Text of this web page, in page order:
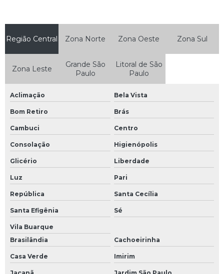
Região Central Zona Norte Zona Oeste Zona Sul
Zona Leste
Grande São
Paulo
Litoral de São
Paulo
Aclimação Bela Vista
Bom Retiro Brás
Cambuci Centro
Consolação Higienópolis
Glicério Liberdade
Luz Pari
República Santa Cecília
Santa Efigênia Sé
Vila Buarque
Brasilândia
Cachoeirinha
Casa Verde Imirim